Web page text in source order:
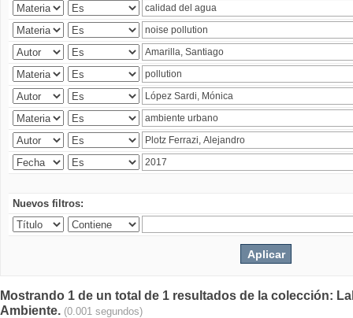
Nuevos filtros:
Mostrando 1 de un total de 1 resultados de la colección:
Ambiente. (0.001 segundos)